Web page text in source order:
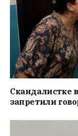
Скандалистке
запретили